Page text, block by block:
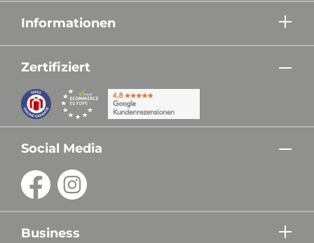
Informationen
Zertifiziert
Social Media
Business